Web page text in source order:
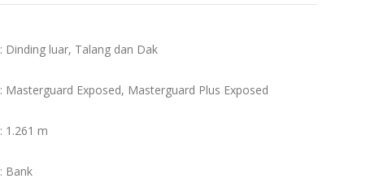
: Dinding luar, Talang dan Dak
: Masterguard Exposed, Masterguard Plus Exposed
: 1.261 m
: Bank